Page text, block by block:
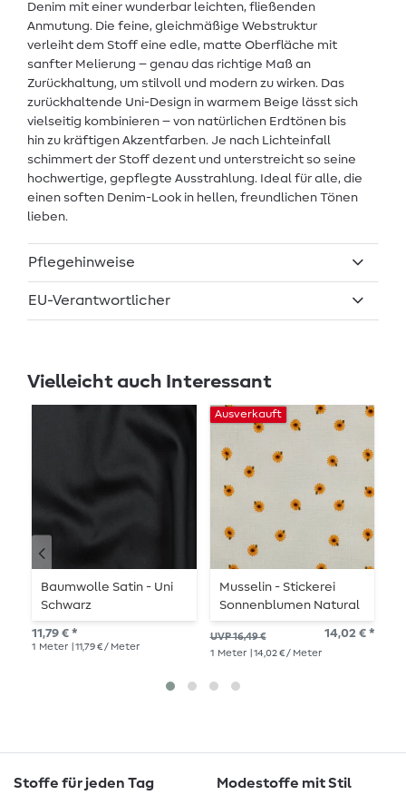
Denim mit einer wunderbar leichten, fließenden
Anmutung. Die feine, gleichmäßige Webstruktur
verleiht dem Stoff eine edle, matte Oberfläche mit
sanfter Melierung – genau das richtige Maß an
Zurückhaltung, um stilvoll und modern zu wirken. Das
zurückhaltende Uni-Design in warmem Beige lässt sich
vielseitig kombinieren – von natürlichen Erdtönen bis
hin zu kräftigen Akzentfarben. Je nach Lichteinfall
schimmert der Stoff dezent und unterstreicht so seine
hochwertige, gepflegte Ausstrahlung. Ideal für alle, die
einen soften Denim-Look in hellen, freundlichen Tönen
lieben.
Pflegehinweise
EU-Verantwortlicher
Vielleicht auch Interessant
Baumwolle Satin - Uni
Schwarz
11,79 € *
1 Meter | 11,79 € / Meter
Ausverkauft
Musselin - Stickerei
Sonnenblumen Natural
UVP 16,49 € 14,02 € *
1 Meter | 14,02 € / Meter
Stoffe für jeden Tag Modestoffe mit Stil